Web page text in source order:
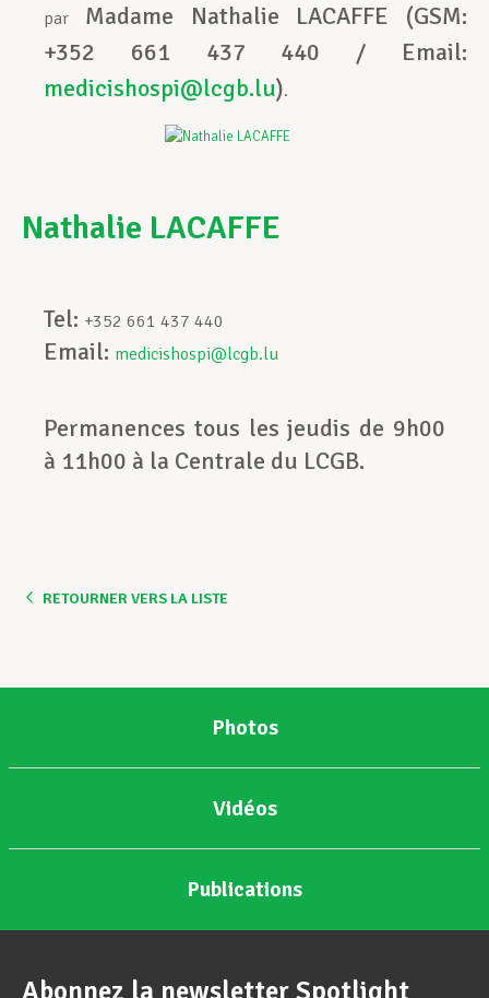
par Madame Nathalie LACAFFE (GSM:
+352 661 437 440 / Email:
medicishospi@lcgb.lu).
Nathalie LACAFFE
Tel: +352 661 437 440
Email: medicishospi@lcgb.lu
Permanences tous les jeudis de 9h00
à 11h00 à la Centrale du LCGB.
RETOURNER VERS LA LISTE
Photos
Vidéos
Publications
Abonnez la newsletter Spotlight